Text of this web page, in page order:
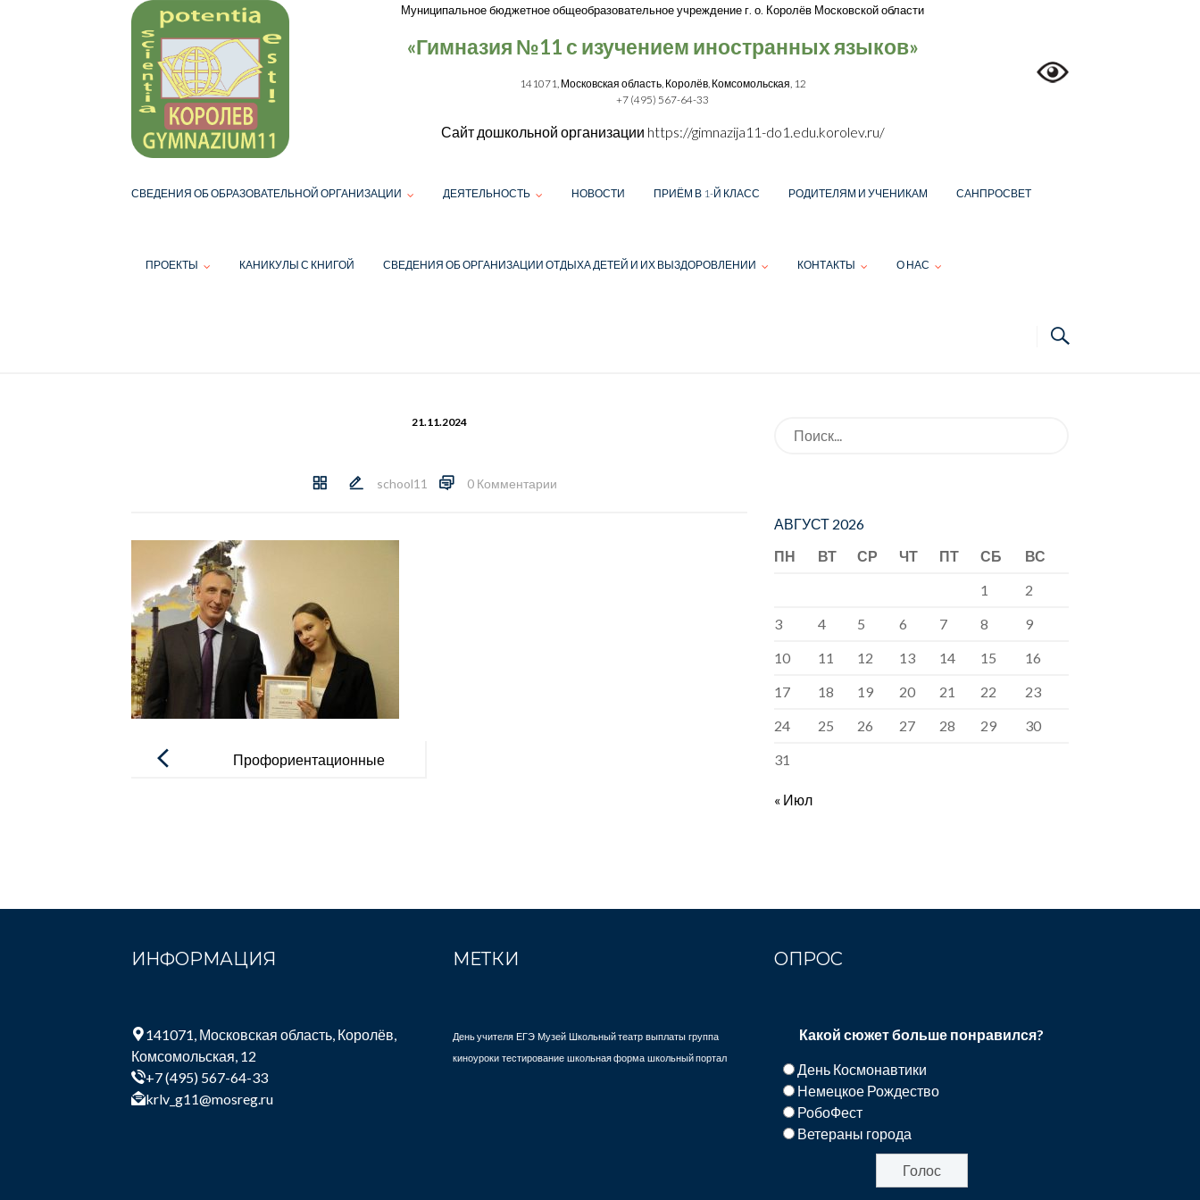
Муниципальное бюджетное общеобразовательное учреждение г. о. Королёв Московской области
«Гимназия №11 с изучением иностранных языков»
141071, Московская область, Королёв, Комсомольская, 12
+7 (495) 567-64-33
Сайт дошкольной организации https://gimnazija11-do1.edu.korolev.ru/
СВЕДЕНИЯ ОБ ОБРАЗОВАТЕЛЬНОЙ ОРГАНИЗАЦИИ ДЕЯТЕЛЬНОСТЬ НОВОСТИ ПРИЁМ В 1-Й КЛАСС РОДИТЕЛЯМ И УЧЕНИКАМ САНПРОСВЕТ
ПРОЕКТЫ КАНИКУЛЫ С КНИГОЙ СВЕДЕНИЯ ОБ ОРГАНИЗАЦИИ ОТДЫХА ДЕТЕЙ И ИХ ВЫЗДОРОВЛЕНИИ КОНТАКТЫ О НАС
21.11.2024
school11 0 Комментарии
записям
Профориентационные
Искать:
АВГУСТ 2026
ПН
ВТ СР ЧТ ПТ СБ
ВС
1
2
3
4 5 6 7 8
9
10
11 12 13 14 15
16
17
18 19 20 21 22
23
24
25 26 27 28 29
30
31
« Июл
ИНФОРМАЦИЯ
141071, Московская область, Королёв,
Комсомольская, 12
+7 (495) 567-64-33
krlv_g11@mosreg.ru
МЕТКИ
День учителя ЕГЭ Музей Школьный театр выплаты группа
киноуроки тестирование школьная форма школьный портал
ОПРОС
Какой сюжет больше понравился?
День Космонавтики
Немецкое Рождество
РобоФест
Ветераны города